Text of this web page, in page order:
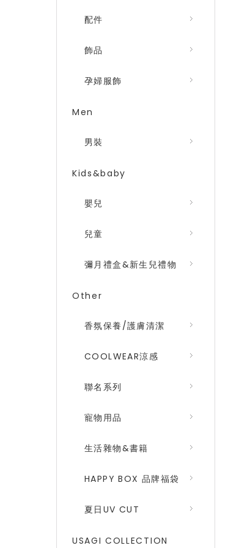
配件
飾品
孕婦服飾
Men
男裝
Kids&baby
嬰兒
兒童
彌月禮盒&新生兒禮物
Other
香氛保養/護膚清潔
COOLWEAR涼感
聯名系列
寵物用品
生活雜物&書籍
HAPPY BOX 品牌福袋
夏日UV CUT
USAGI COLLECTION